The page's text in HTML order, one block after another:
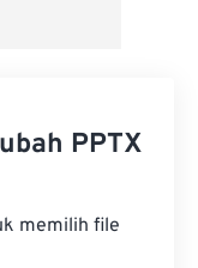
PPTX
memilih file